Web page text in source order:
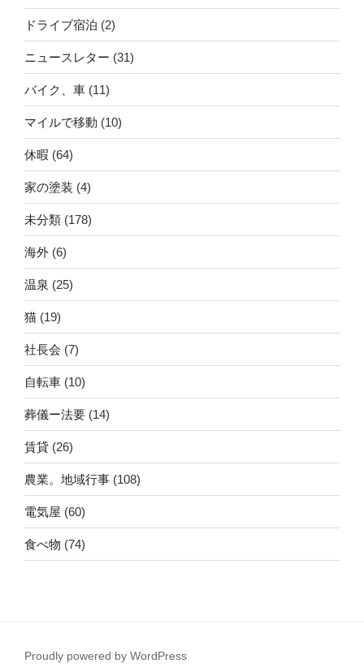
ドライブ宿泊 (2)
ニュースレター (31)
バイク、車 (11)
マイルで移動 (10)
休暇 (64)
家の塗装 (4)
未分類 (178)
海外 (6)
温泉 (25)
猫 (19)
社長会 (7)
自転車 (10)
葬儀ー法要 (14)
賃貸 (26)
農業。地域行事 (108)
電気屋 (60)
食べ物 (74)
Proudly powered by WordPress